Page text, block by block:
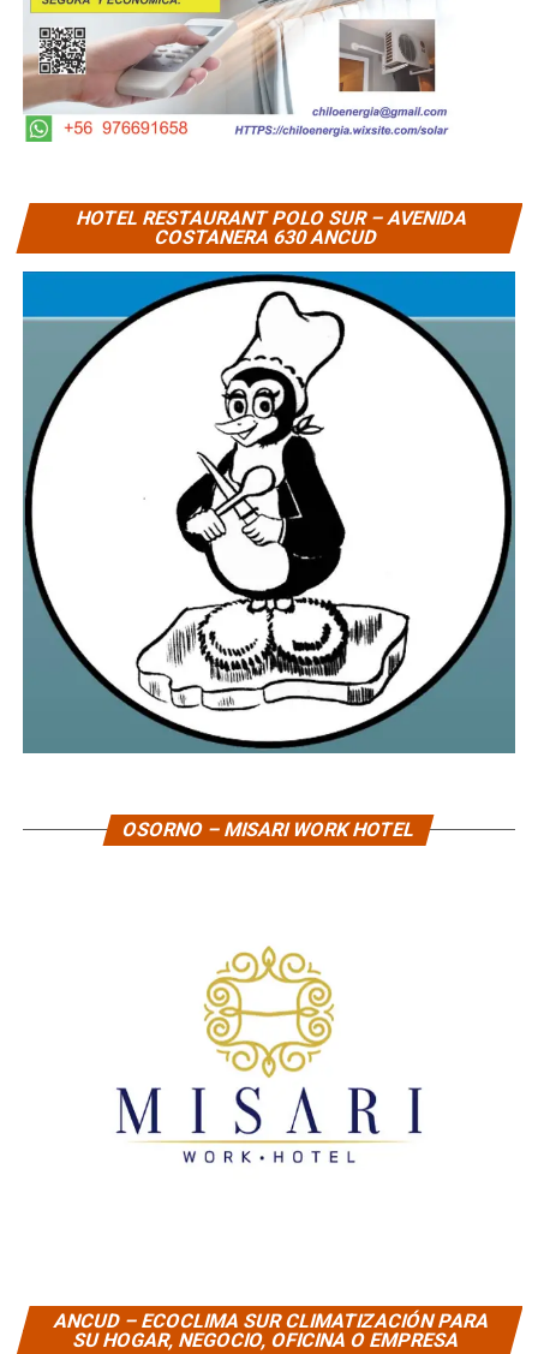
HOTEL RESTAURANT POLO SUR – AVENIDA
COSTANERA 630 ANCUD
OSORNO – MISARI WORK HOTEL
ANCUD – ECOCLIMA SUR CLIMATIZACIÓN PARA
SU HOGAR, NEGOCIO, OFICINA O EMPRESA